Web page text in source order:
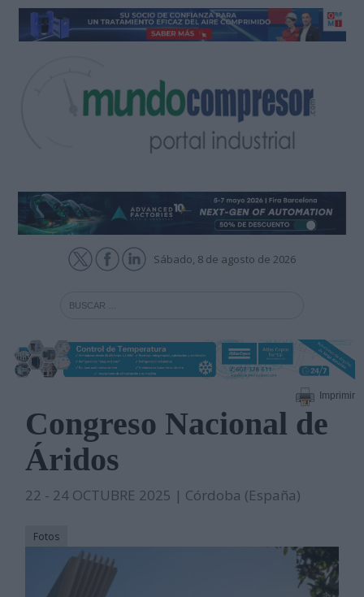
Sábado, 8 de agosto de 2026
Imprimir
Congreso Nacional de
Áridos
22 - 24 OCTUBRE 2025 | Córdoba (España)
Fotos